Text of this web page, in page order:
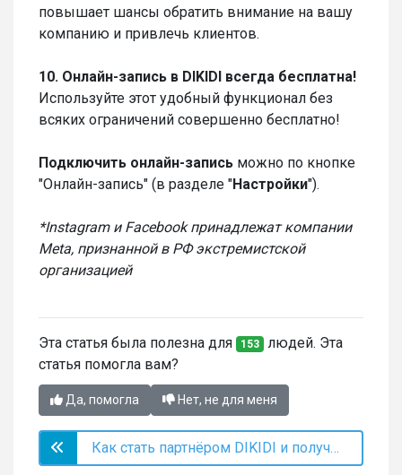
повышает шансы обратить внимание на вашу
компанию и привлечь клиентов.
10. Онлайн-запись в DIKIDI всегда бесплатна!
Используйте этот удобный функционал без
всяких ограничений совершенно бесплатно!
Подключить онлайн-запись можно по кнопке
"Онлайн-запись" (в разделе "Настройки").
*Instagram и Facebook принадлежат компании
Meta, признанной в РФ экстремистской
организацией
Эта статья была полезна для 153 людей. Эта
статья помогла вам?
Да, помогла Нет, не для меня
Как стать партнёром DIKIDI и получать бонусы